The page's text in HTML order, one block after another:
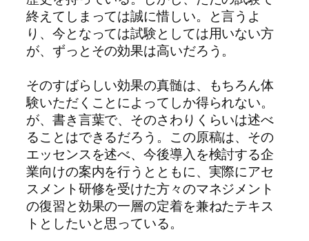
終えてしまっては誠に惜しい。と言うよ
り、今となっては試験としては用いない方
が、ずっとその効果は高いだろう。
そのすばらしい効果の真髄は、もちろん体
験いただくことによってしか得られない。
が、書き言葉で、そのさわりくらいは述べ
ることはできるだろう。この原稿は、その
エッセンスを述べ、今後導入を検討する企
業向けの案内を行うとともに、実際にアセ
スメント研修を受けた方々のマネジメント
の復習と効果の一層の定着を兼ねたテキス
トとしたいと思っている。